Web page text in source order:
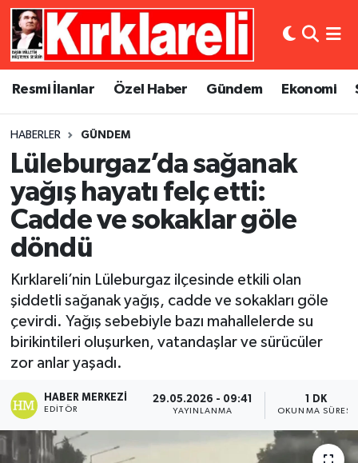
Resmi İlanlar Özel Haber Gündem Ekonomi
HABERLER GÜNDEM
Lüleburgaz’da sağanak
yağış hayatı felç etti:
Cadde ve sokaklar göle
döndü
Kırklareli’nin Lüleburgaz ilçesinde etkili olan
şiddetli sağanak yağış, cadde ve sokakları göle
çevirdi. Yağış sebebiyle bazı mahallelerde su
birikintileri oluşurken, vatandaşlar ve sürücüler
zor anlar yaşadı.
HABER MERKEZI
EDITÖR
29.05.2026 - 09:41
YAYINLANMA
1 DK
OKUNMA SÜRESI
Resmi İlanlar
Gündem
Ekonomi
Siyaset
Asayiş
Dünya
Eğitim
Kültür Sanat
Medya
Sağlık
Künye
Gizlilik Sözleşmesi
Merkez Nöbetçi Eczaneler
Merkez Trafik Yoğunluk Haritası
Süper Lig Puan Durumu ve Fikstür
Tüm Manşetler
Haber Arşivi